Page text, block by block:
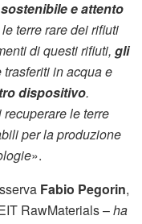
e attento
terre rare dei rifiuti
di questi rifiuti, gli
in acqua e
dispositivo.
le terre
per la produzione
».
Fabio Pegorin,
RawMaterials –ha